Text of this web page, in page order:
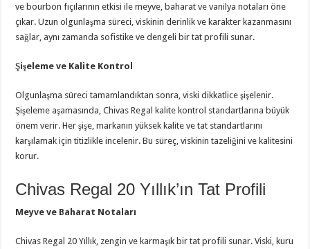
ve bourbon fıçılarının etkisi ile meyve, baharat ve vanilya notaları öne
çıkar. Uzun olgunlaşma süreci, viskinin derinlik ve karakter kazanmasını
sağlar, aynı zamanda sofistike ve dengeli bir tat profili sunar.
Şişeleme ve Kalite Kontrol
Olgunlaşma süreci tamamlandıktan sonra, viski dikkatlice şişelenir.
Şişeleme aşamasında, Chivas Regal kalite kontrol standartlarına büyük
önem verir. Her şişe, markanın yüksek kalite ve tat standartlarını
karşılamak için titizlikle incelenir. Bu süreç, viskinin tazeliğini ve kalitesini
korur.
Chivas Regal 20 Yıllık’ın Tat Profili
Meyve ve Baharat Notaları
Chivas Regal 20 Yıllık, zengin ve karmaşık bir tat profili sunar. Viski, kuru